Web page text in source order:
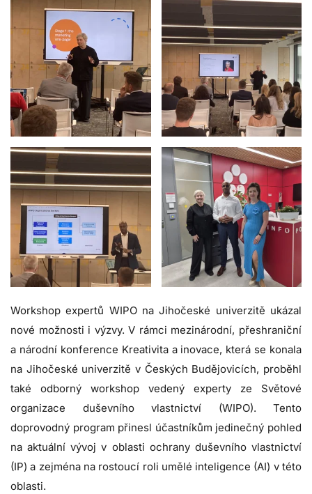
Workshop expertů WIPO na Jihočeské univerzitě ukázal
nové možnosti i výzvy. V rámci mezinárodní, přeshraniční
a národní konference Kreativita a inovace, která se konala
na Jihočeské univerzitě v Českých Budějovicích, proběhl
také odborný workshop vedený experty ze Světové
organizace duševního vlastnictví (WIPO). Tento
doprovodný program přinesl účastníkům jedinečný pohled
na aktuální vývoj v oblasti ochrany duševního vlastnictví
(IP) a zejména na rostoucí roli umělé inteligence (AI) v této
oblasti.